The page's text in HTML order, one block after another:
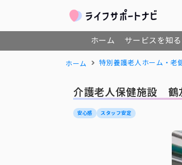
ホーム サービスを知
ホーム 特別養護老人ホーム・老
介護老人保健施設 鶴
安心感 スタッフ安定